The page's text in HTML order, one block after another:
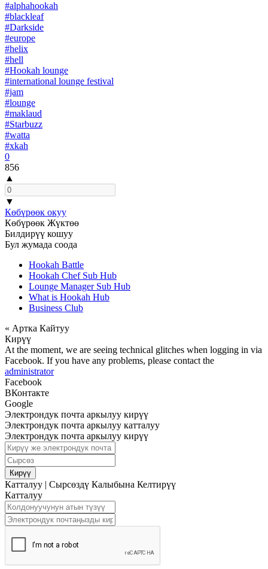
#alphahookah
#blackleaf
#Darkside
#europe
#helix
#hell
#Hookah lounge
#international lounge festival
#jam
#lounge
#maklaud
#Starbuzz
#watta
#xkah
0
856
▲
▼
Көбүрөөк окуу
Көбүрөөк Жүктөө
Билдирүү кошуу
Бул жумада соода
Hookah Battle
Hookah Chef Sub Hub
Lounge Manager Sub Hub
What is Hookah Hub
Business Club
« Артка Кайтуу
Кирүү
At the moment, we are seeing technical glitches when logging in via
Facebook. If you have any problems, please contact the
administrator
Facebook
ВКонтакте
Google
Электрондук почта аркылуу кирүү
Электрондук почта аркылуу катталуу
Электрондук почта аркылуу кирүү
Кирүү
Катталуу | Сырсөздү Калыбына Келтирүү
Катталуу